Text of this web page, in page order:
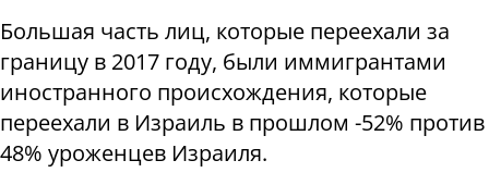
Большая часть лиц, которые переехали за
границу в 2017 году, были иммигрантами
иностранного происхождения, которые
переехали в Израиль в прошлом -52% против
48% уроженцев Израиля.